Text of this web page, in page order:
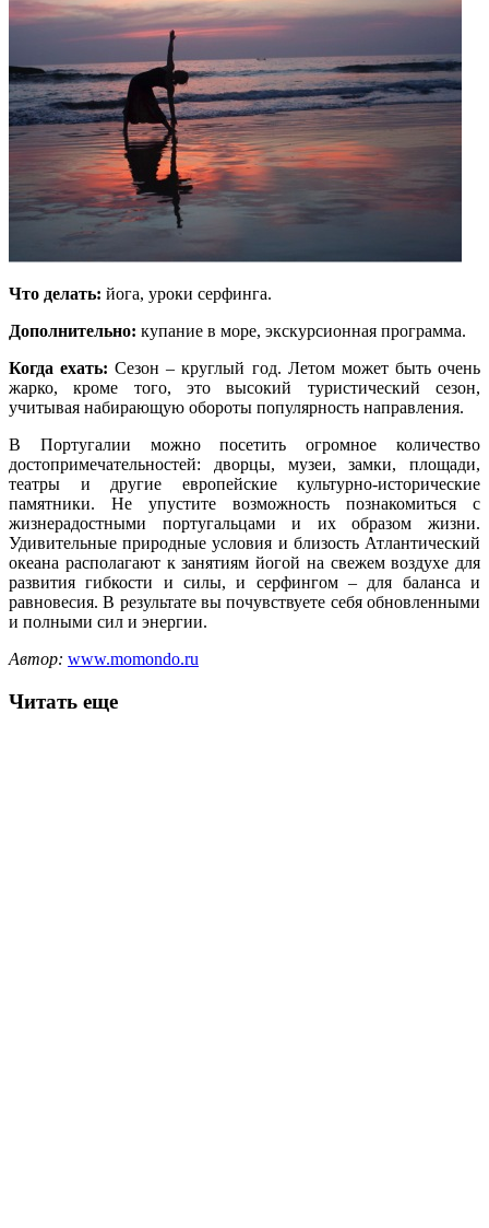
Что делать: йога, уроки серфинга.
Дополнительно: купание в море, экскурсионная программа.
Когда ехать: Сезон – круглый год. Летом может быть очень
жарко, кроме того, это высокий туристический сезон,
учитывая набирающую обороты популярность направления.
В Португалии можно посетить огромное количество
достопримечательностей: дворцы, музеи, замки, площади,
театры и другие европейские культурно-исторические
памятники. Не упустите возможность познакомиться с
жизнерадостными португальцами и их образом жизни.
Удивительные природные условия и близость Атлантический
океана располагают к занятиям йогой на свежем воздухе для
развития гибкости и силы, и серфингом – для баланса и
равновесия. В результате вы почувствуете себя обновленными
и полными сил и энергии.
Автор: www.momondo.ru
Читать еще